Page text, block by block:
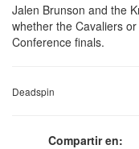
Jalen Brunson and the
whether the Cavaliers
Conference finals.
Deadspin
Compartir en: